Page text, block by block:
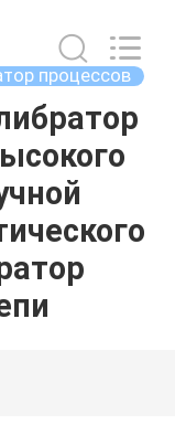
процессов